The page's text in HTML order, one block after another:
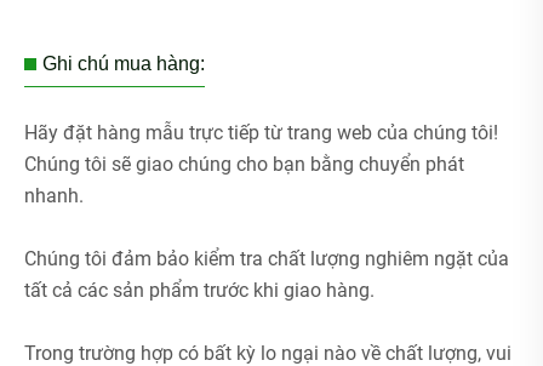
Ghi chú mua hàng:
Hãy đặt hàng mẫu trực tiếp từ trang web của chúng tôi!
Chúng tôi sẽ giao chúng cho bạn bằng chuyển phát
nhanh.
Chúng tôi đảm bảo kiểm tra chất lượng nghiêm ngặt của
tất cả các sản phẩm trước khi giao hàng.
Trong trường hợp có bất kỳ lo ngại nào về chất lượng, vui